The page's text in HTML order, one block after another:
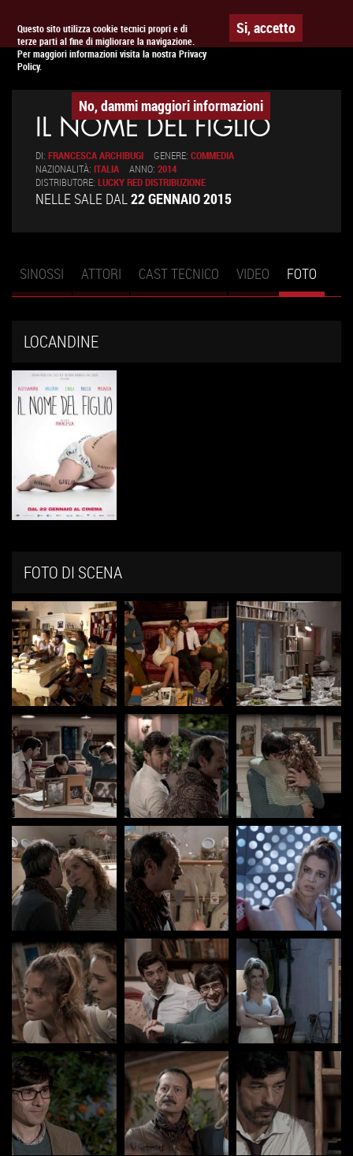
Questo sito utilizza cookie tecnici propri e di
terze parti al fine di migliorare la navigazione.
Per maggiori informazioni visita la nostra Privacy
Policy.
Si, accetto
No, dammi maggiori informazioni
APPUNTAMENTO AL CINEMA
IL NOME DEL FIGLIO
DI: FRANCESCA ARCHIBUGI GENERE: COMMEDIA
NAZIONALITÀ: ITALIA ANNO: 2014
DISTRIBUTORE: LUCKY RED DISTRIBUZIONE
NELLE SALE DAL22 GENNAIO 2015
Schede primarie
SINOSSI ATTORI CAST TECNICO VIDEO FOTO
LOCANDINE
FOTO DI SCENA